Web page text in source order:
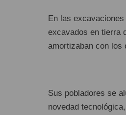
En las
excavados en tierra
amortizaban con los
Sus pobladores se
novedad